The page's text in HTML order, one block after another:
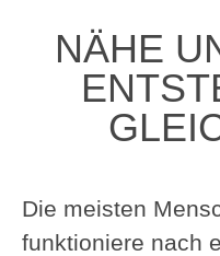
NÄHE
Die meisten
funktioniere nach